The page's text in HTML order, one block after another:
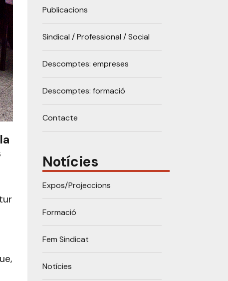
Publicacions
Sindical / Professional / Social
Descomptes: empreses
Descomptes: formació
Contacte
Notícies
Expos/Projeccions
Formació
Fem Sindicat
Notícies